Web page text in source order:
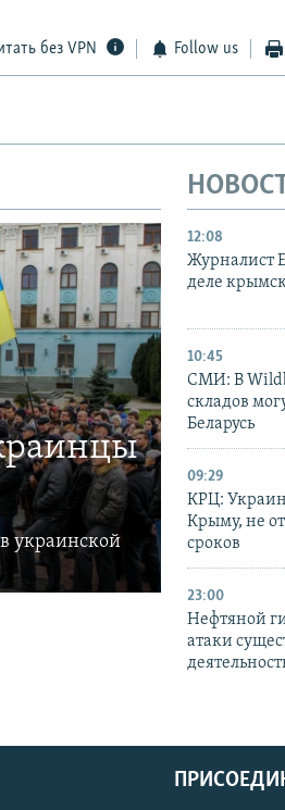
без VPN Follow us
украинской
12:08
Журналист
деле
10:45
СМИ: В
складов
Беларусь
09:29
КРЦ:
Крыму, не
сроков
23:00
Нефтяной
атаки